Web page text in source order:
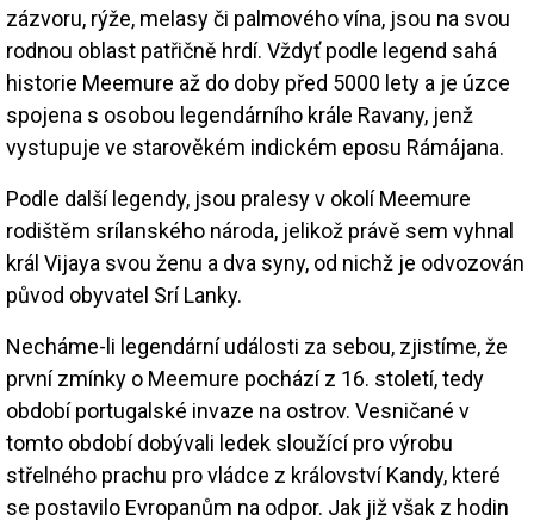
zázvoru, rýže, melasy či palmového vína, jsou na svou
rodnou oblast patřičně hrdí. Vždyť podle legend sahá
historie Meemure až do doby před 5000 lety a je úzce
spojena s osobou legendárního krále Ravany, jenž
vystupuje ve starověkém indickém eposu Rámájana.
Podle další legendy, jsou pralesy v okolí Meemure
rodištěm srílanského národa, jelikož právě sem vyhnal
král Vijaya svou ženu a dva syny, od nichž je odvozován
původ obyvatel Srí Lanky.
Necháme-li legendární události za sebou, zjistíme, že
první zmínky o Meemure pochází z 16. století, tedy
období portugalské invaze na ostrov. Vesničané v
tomto období dobývali ledek sloužící pro výrobu
střelného prachu pro vládce z království Kandy, které
se postavilo Evropanům na odpor. Jak již však z hodin